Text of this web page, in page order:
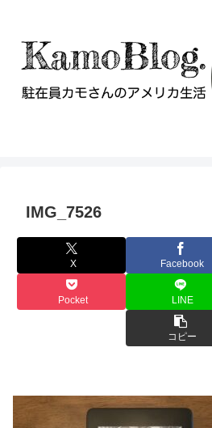
IMG_7526
X Facebook
Pocket LINE
コピー